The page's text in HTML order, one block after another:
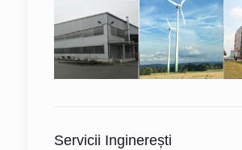
Servicii Inginerești